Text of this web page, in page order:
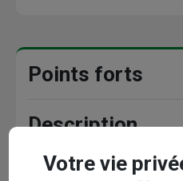
Points forts
Description
Votre vie